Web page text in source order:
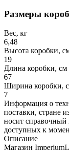
Размеры
Вес, кг
6,48
Высота коробки,
19
Длина коробки, см
67
Ширина коробки,
7
Информация о
поставки, стране
носит справочный
доступных к
Описание
Магазин